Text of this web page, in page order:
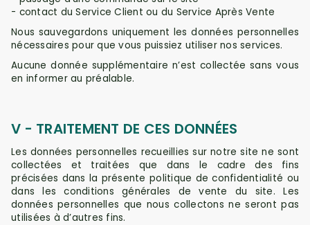
- contact du Service Client ou du Service Après Vente
Nous sauvegardons uniquement les données personnelles
nécessaires pour que vous puissiez utiliser nos services.
Aucune donnée supplémentaire n’est collectée sans vous
en informer au préalable.
V - TRAITEMENT DE CES DONNÉES
Les données personnelles recueillies sur notre site ne sont
collectées et traitées que dans le cadre des fins
précisées dans la présente politique de confidentialité ou
dans les conditions générales de vente du site. Les
données personnelles que nous collectons ne seront pas
utilisées à d’autres fins.